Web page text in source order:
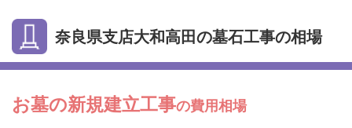
奈良県支店大和高田の墓石工事の相場
お墓の新規建立工事の費用相場